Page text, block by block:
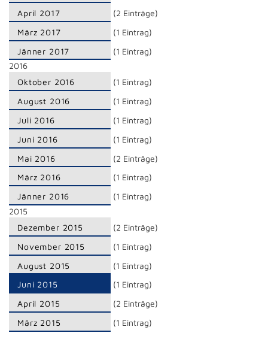
April 2017
(2 Einträge)
März 2017
(1 Eintrag)
Jänner 2017
(1 Eintrag)
2016
Oktober 2016
(1 Eintrag)
August 2016
(1 Eintrag)
Juli 2016
(1 Eintrag)
Juni 2016
(1 Eintrag)
Mai 2016
(2 Einträge)
März 2016
(1 Eintrag)
Jänner 2016
(1 Eintrag)
2015
Dezember 2015
(2 Einträge)
November 2015
(1 Eintrag)
August 2015
(1 Eintrag)
Juni 2015
(1 Eintrag)
April 2015
(2 Einträge)
März 2015
(1 Eintrag)